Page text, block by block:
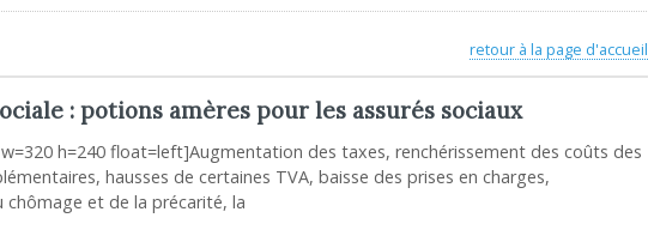
retour à la page d'accueil
: potions amères pour les assurés sociaux
h=240 float=left]Augmentation des taxes, renchérissement des coûts des
hausses de certaines TVA, baisse des prises en charges,
et de la précarité, la